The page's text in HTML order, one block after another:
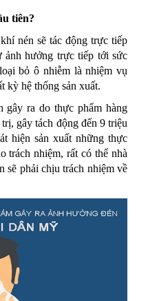
tiên?
nén sẽ tác động trực tiếp
ảnh hưởng trực tiếp tới sức
bỏ ô nhiễm là nhiệm vụ
kỳ hệ thống sản xuất.
gây ra do thực phẩm hàng
gây tách động đến 9 triệu
hiện sản xuất những thực
trách nhiệm, rất có thể nhà
sẽ phải chịu trách nhiệm về